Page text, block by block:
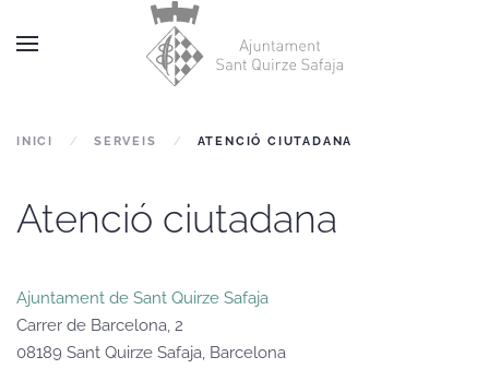
Skip to main content
INICI SERVEIS ATENCIÓ CIUTADANA
Atenció ciutadana
Ajuntament de Sant Quirze Safaja
Carrer de Barcelona, 2
08189 Sant Quirze Safaja, Barcelona